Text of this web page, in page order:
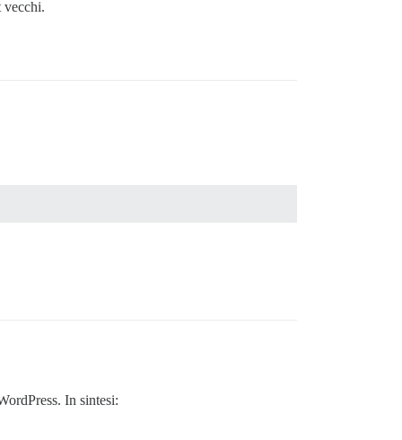
vecchi.
In sintesi: